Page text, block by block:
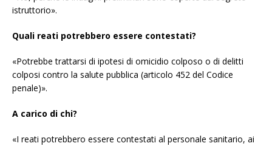
istruttorio».
Quali reati potrebbero essere contestati?
«Potrebbe trattarsi di ipotesi di omicidio colposo o di delitti
colposi contro la salute pubblica (articolo 452 del Codice
penale)».
A carico di chi?
«I reati potrebbero essere contestati al personale sanitario, ai